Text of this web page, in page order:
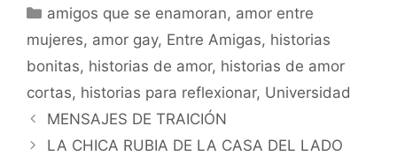
s
A
p
p
e
b
o
o
k
s
e
n
g
er
e
Categorías
amigos que se enamoran, amor entre
mujeres, amor gay, Entre Amigas, historias
bonitas, historias de amor, historias de amor
cortas, historias para reflexionar, Universidad
MENSAJES DE TRAICIÓN
LA CHICA RUBIA DE LA CASA DEL LADO